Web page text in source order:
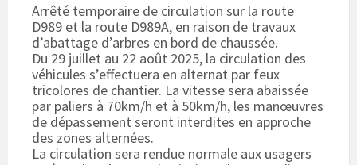
Arrêté temporaire de circulation sur la route
D989 et la route D989A, en raison de travaux
d’abattage d’arbres en bord de chaussée.
Du 29 juillet au 22 août 2025, la circulation des
véhicules s’effectuera en alternat par feux
tricolores de chantier. La vitesse sera abaissée
par paliers à 70km/h et à 50km/h, les manœuvres
de dépassement seront interdites en approche
des zones alternées.
La circulation sera rendue normale aux usagers